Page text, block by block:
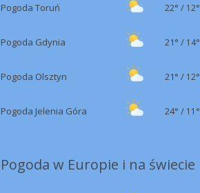
Pogoda Toruń 22° / 12°
Pogoda Gdynia 21° / 14°
Pogoda Olsztyn 21° / 12°
Pogoda Jelenia Góra 24° / 11°
Pogoda w Europie i na świecie